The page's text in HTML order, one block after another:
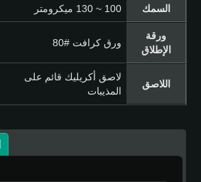
السمك 100 ~ 130 ميكرومتر
ورقة
الإطلاق
ورق كرافت #80
اللاصق
لاصق أكريليك قائم على
المذيبات